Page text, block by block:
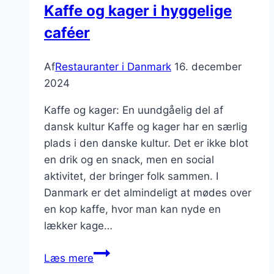
Kaffe og kager i hyggelige
caféer
AfRestauranter i Danmark 16. december
2024
Kaffe og kager: En uundgåelig del af
dansk kultur Kaffe og kager har en særlig
plads i den danske kultur. Det er ikke blot
en drik og en snack, men en social
aktivitet, der bringer folk sammen. I
Danmark er det almindeligt at mødes over
en kop kaffe, hvor man kan nyde en
lækker kage…
Læs mereKaffe